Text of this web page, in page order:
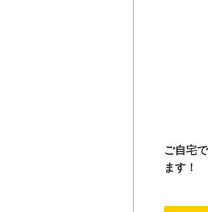
ご自宅
ます！